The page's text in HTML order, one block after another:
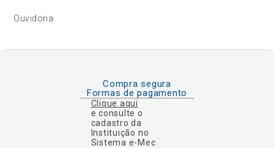
Ouvidoria
Compra segura
Formas de pagamento
Clique aqui
e consulte o
cadastro da
Instituição no
Sistema e-Mec